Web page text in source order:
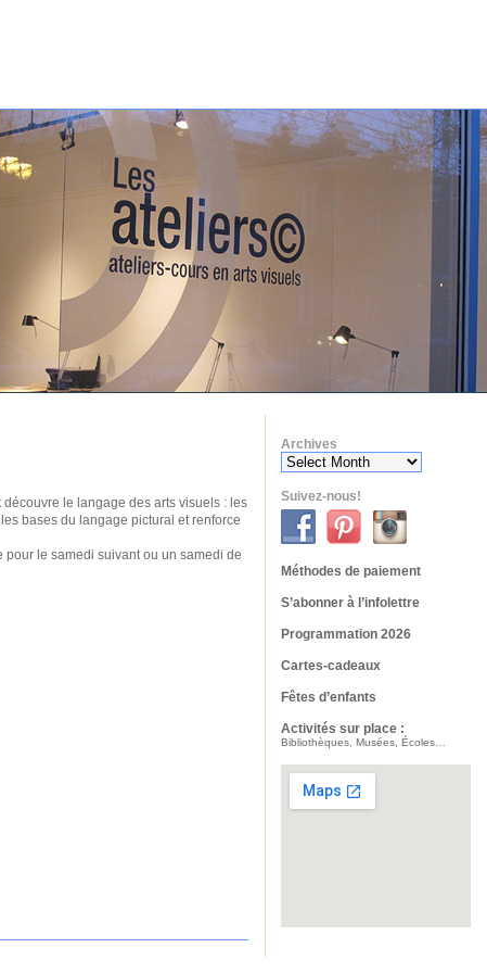
découvre le langage des arts visuels : les
bases du langage pictural et renforce
le samedi suivant ou un samedi de
Archives
Suivez-nous!
Méthodes de paiement
S’abonner à l’infolettre
Programmation 2026
Cartes-cadeaux
Fêtes d’enfants
Activités sur place :
Bibliothèques, Musées, Écoles…